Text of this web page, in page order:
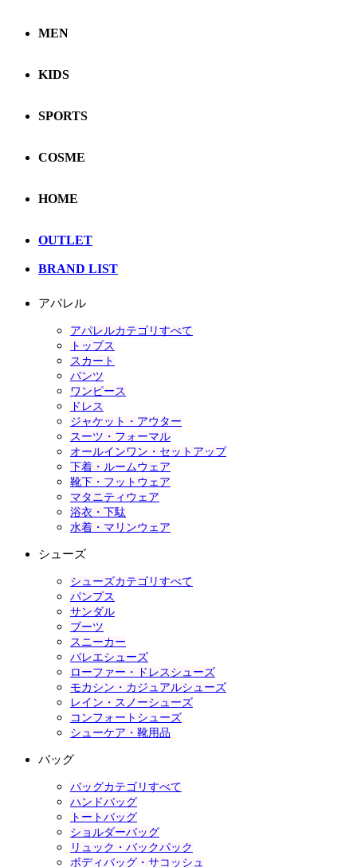
MEN
KIDS
SPORTS
COSME
HOME
OUTLET
BRAND LIST
アパレル
アパレルカテゴリすべて
トップス
スカート
パンツ
ワンピース
ドレス
ジャケット・アウター
スーツ・フォーマル
オールインワン・セットアップ
下着・ルームウェア
靴下・フットウェア
マタニティウェア
浴衣・下駄
水着・マリンウェア
シューズ
シューズカテゴリすべて
パンプス
サンダル
ブーツ
スニーカー
バレエシューズ
ローファー・ドレスシューズ
モカシン・カジュアルシューズ
レイン・スノーシューズ
コンフォートシューズ
シューケア・靴用品
バッグ
バッグカテゴリすべて
ハンドバッグ
トートバッグ
ショルダーバッグ
リュック・バックパック
ボディバッグ・サコッシュ